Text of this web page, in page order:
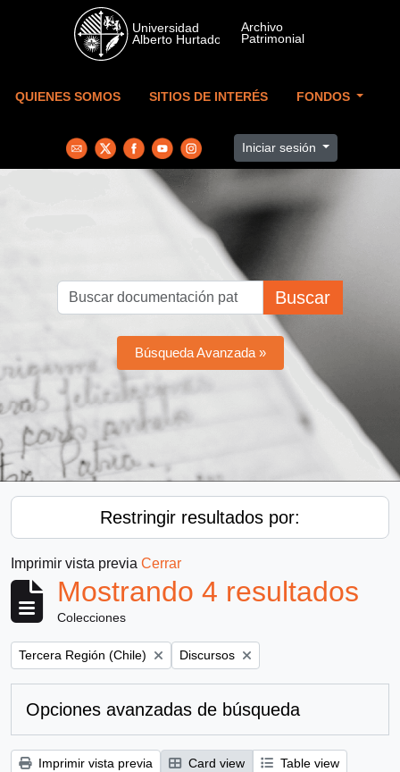
Skip to main content
QUIENES SOMOS SITIOS DE INTERÉS FONDOS
Iniciar sesión
Buscar
Búsqueda Avanzada »
Restringir resultados por:
Imprimir vista previa Cerrar
Mostrando 4 resultados
Colecciones
Remove filter:
Tercera Región (Chile) Remove filter:
Discursos
Opciones avanzadas de búsqueda
Imprimir vista previa Card view
Table view